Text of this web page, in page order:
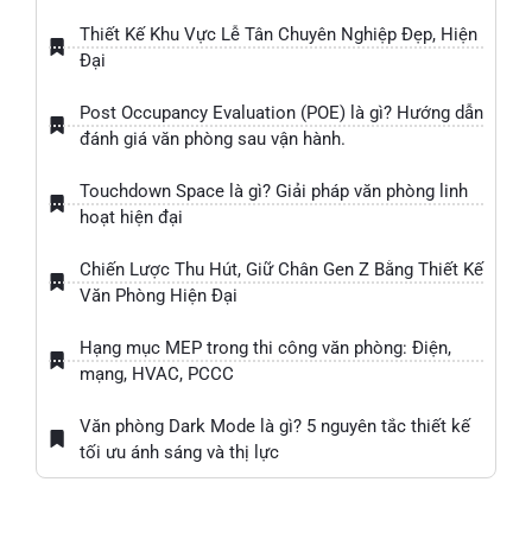
Thiết Kế Khu Vực Lễ Tân Chuyên Nghiệp Đẹp, Hiện
Đại
Post Occupancy Evaluation (POE) là gì? Hướng dẫn
đánh giá văn phòng sau vận hành.
Touchdown Space là gì? Giải pháp văn phòng linh
hoạt hiện đại
Chiến Lược Thu Hút, Giữ Chân Gen Z Bằng Thiết Kế
Văn Phòng Hiện Đại
Hạng mục MEP trong thi công văn phòng: Điện,
mạng, HVAC, PCCC
Văn phòng Dark Mode là gì? 5 nguyên tắc thiết kế
tối ưu ánh sáng và thị lực